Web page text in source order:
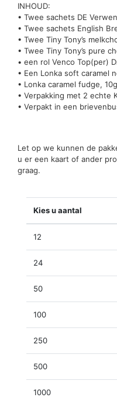
INHOUD:
• Twee sachets DE
• Twee sachets English
• Twee Tiny Tony’s
• Twee Tiny Tony’s pure
• een rol Venco Top(per)
• Een Lonka soft caramel
• Lonka caramel fudge,
• Verpakking met 2 echte
• Verpakt in een
Let op we kunnen de
u er een kaart of ander
graag.
Kies u aantal
12
24
50
100
250
500
1000